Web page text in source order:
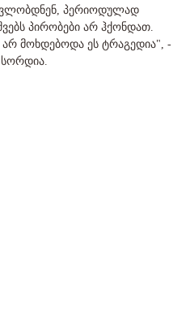
პერიოდულად
პირობები არ ჰქონდათ.
მოხდებოდა ეს ტრაგედია", -
სორდია.